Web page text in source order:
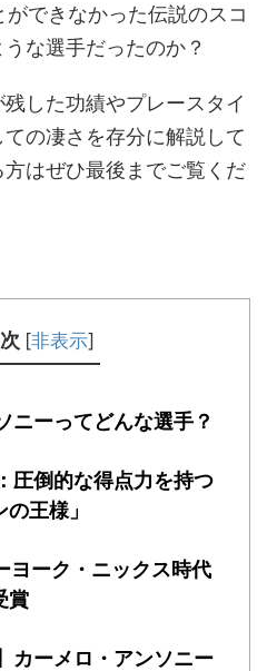
できなかった伝説のスコ
な選手だったのか？
した功績やプレースタイ
の凄さを存分に解説して
はぜひ最後までご覧くだ
[非表示]
ニーってどんな選手？
圧倒的な得点力を持つ
王様」
ヨーク・ニックス時代
賞
カーメロ・アンソニー